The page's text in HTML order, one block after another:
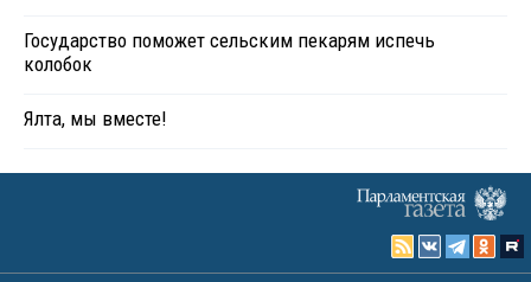
Государство поможет сельским пекарям испечь
колобок
Ялта, мы вместе!